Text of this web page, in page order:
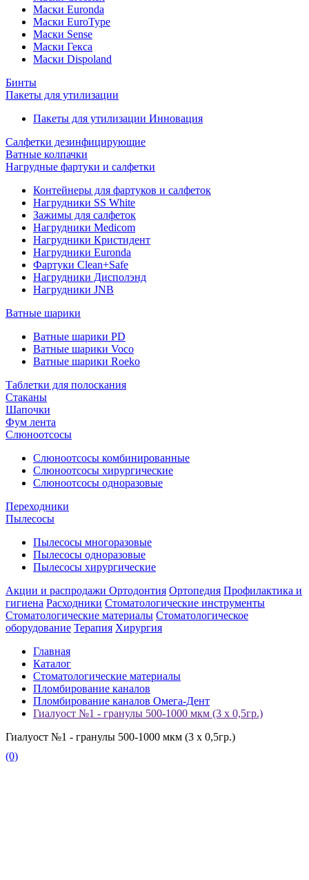
Маски Euronda
Маски EuroType
Маски Sense
Маски Гекса
Маски Dispoland
Бинты
Пакеты для утилизации
Пакеты для утилизации Инновация
Салфетки дезинфицирующие
Ватные колпачки
Нагрудные фартуки и салфетки
Контейнеры для фартуков и салфеток
Нагрудники SS White
Зажимы для салфеток
Нагрудники Medicom
Нагрудники Кристидент
Нагрудники Euronda
Фартуки Clean+Safe
Нагрудники Дисполэнд
Нагрудники JNB
Ватные шарики
Ватные шарики PD
Ватные шарики Voco
Ватные шарики Roeko
Таблетки для полоскания
Стаканы
Шапочки
Фум лента
Слюноотсосы
Слюноотсосы комбинированные
Слюноотсосы хирургические
Слюноотсосы одноразовые
Переходники
Пылесосы
Пылесосы многоразовые
Пылесосы одноразовые
Пылесосы хирургические
Акции и распродажи Ортодонтия Ортопедия Профилактика и
гигиена Расходники Стоматологические инструменты
Стоматологические материалы Стоматологическое
оборудование Терапия Хирургия
Главная
Каталог
Стоматологические материалы
Пломбирование каналов
Пломбирование каналов Омега-Дент
Гиалуост №1 - гранулы 500-1000 мкм (3 x 0,5гр.)
Гиалуост №1 - гранулы 500-1000 мкм (3 x 0,5гр.)
(0)